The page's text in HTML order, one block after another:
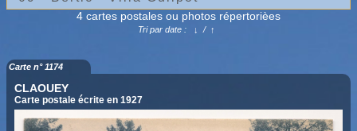
4 cartes postales ou photos répertorièes
Tri par date : ↓ /↑
Carte n° 1174
CLAOUEY
Carte postale écrite en 1927